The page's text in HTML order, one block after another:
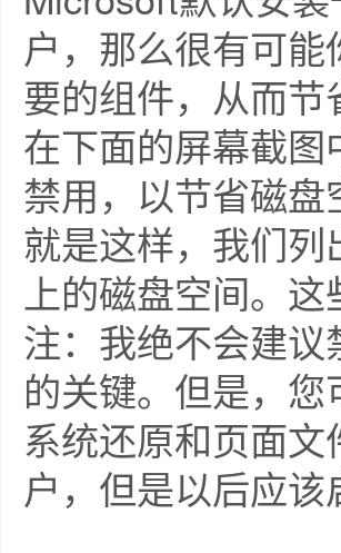
户，那么很有可
要的组件，从而
在下面的屏幕截
禁用，以节省磁
就是这样，我们
上的磁盘空间。
注：我绝不会建
的关键。但是，
系统还原和页面
户，但是以后应该